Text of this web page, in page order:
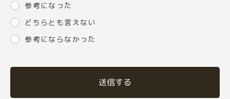
参考になった
どちらとも言えない
参考にならなかった
送信する